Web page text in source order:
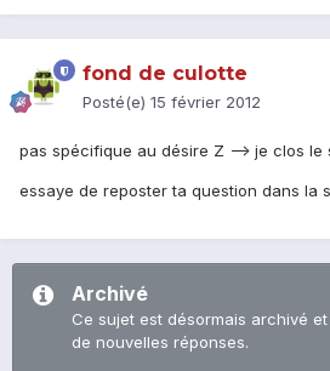
fond de culotte
Posté(e) 15 février 2012
pas spécifique au désire Z --> je clos le
essaye de reposter ta question dans la
Archivé
Ce sujet est désormais archivé
de nouvelles réponses.